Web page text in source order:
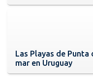
Las Playas de
mar en Uruguay